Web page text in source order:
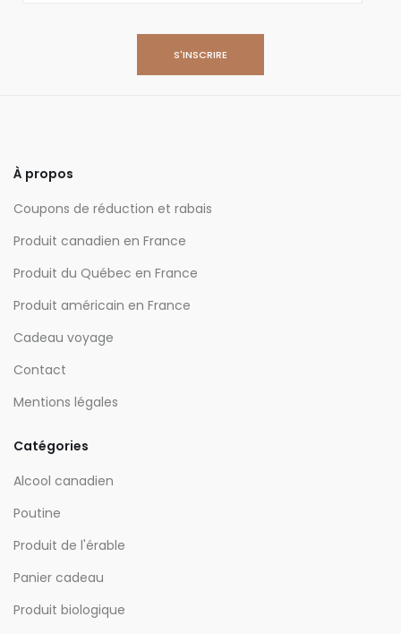
À propos
Coupons de réduction et rabais
Produit canadien en France
Produit du Québec en France
Produit américain en France
Cadeau voyage
Contact
Mentions légales
Catégories
Alcool canadien
Poutine
Produit de l'érable
Panier cadeau
Produit biologique